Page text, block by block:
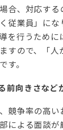
合、対応す
従業員」にな
を行うために
すので、「人
す。
前向きさなど
競争率の高
による面談が